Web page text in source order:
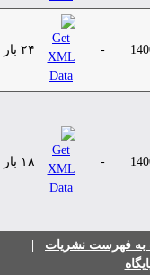
۲۴ بار
۱۸ بار
فهرست نشریات|